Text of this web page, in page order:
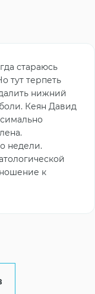
стараюсь
тут терпеть
нижний
Кеян Давид
недели.
к
можно назвать